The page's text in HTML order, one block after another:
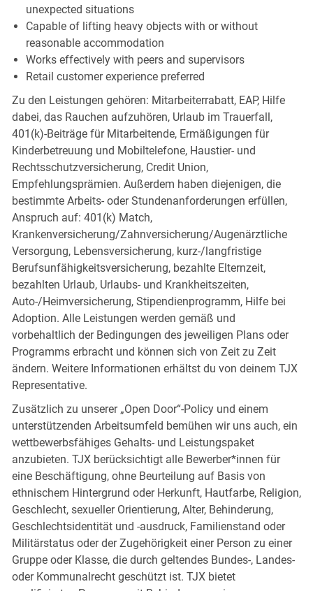
unexpected situations
Capable of lifting heavy objects with or without
reasonable accommodation
Works effectively with peers and supervisors
Retail customer experience preferred
Zu den Leistungen gehören: Mitarbeiterrabatt, EAP, Hilfe
dabei, das Rauchen aufzuhören, Urlaub im Trauerfall,
401(k)-Beiträge für Mitarbeitende, Ermäßigungen für
Kinderbetreuung und Mobiltelefone, Haustier- und
Rechtsschutzversicherung, Credit Union,
Empfehlungsprämien. Außerdem haben diejenigen, die
bestimmte Arbeits- oder Stundenanforderungen erfüllen,
Anspruch auf: 401(k) Match,
Krankenversicherung/Zahnversicherung/Augenärztliche
Versorgung, Lebensversicherung, kurz-/langfristige
Berufsunfähigkeitsversicherung, bezahlte Elternzeit,
bezahlten Urlaub, Urlaubs- und Krankheitszeiten,
Auto-/Heimversicherung, Stipendienprogramm, Hilfe bei
Adoption. Alle Leistungen werden gemäß und
vorbehaltlich der Bedingungen des jeweiligen Plans oder
Programms erbracht und können sich von Zeit zu Zeit
ändern. Weitere Informationen erhältst du von deinem TJX
Representative.
Zusätzlich zu unserer „Open Door“-Policy und einem
unterstützenden Arbeitsumfeld bemühen wir uns auch, ein
wettbewerbsfähiges Gehalts- und Leistungspaket
anzubieten. TJX berücksichtigt alle Bewerber*innen für
eine Beschäftigung, ohne Beurteilung auf Basis von
ethnischem Hintergrund oder Herkunft, Hautfarbe, Religion,
Geschlecht, sexueller Orientierung, Alter, Behinderung,
Geschlechtsidentität und -ausdruck, Familienstand oder
Militärstatus oder der Zugehörigkeit einer Person zu einer
Gruppe oder Klasse, die durch geltendes Bundes-, Landes-
oder Kommunalrecht geschützt ist. TJX bietet